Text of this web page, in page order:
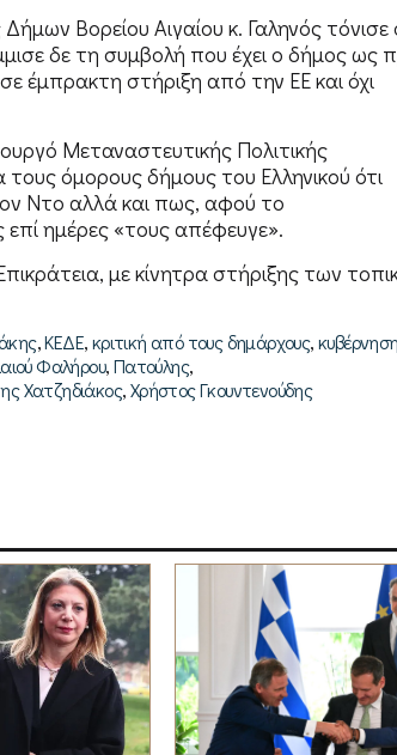
Βορείου Αιγαίου κ. Γαληνός τόνισε
δε τη συμβολή που έχει ο δήμος ως
έμπρακτη στήριξη από την ΕΕ και όχι
Μεταναστευτικής Πολιτικής
όμορους δήμους του Ελληνικού ότι
Ντο αλλά και πως, αφού το
ημέρες «τους απέφευγε».
με κίνητρα στήριξης των
,ΚΕΔΕ,κριτική από τους δημάρχους,κυβέρνηση
Φαλήρου,Πατούλης,
Χατζηδιάκος,Χρήστος Γκουντενούδης